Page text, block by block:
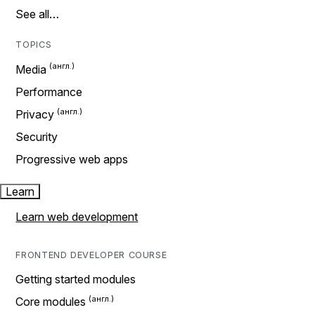
See all…
TOPICS
Media
Performance
Privacy
Security
Progressive web apps
Learn
Learn web development
FRONTEND DEVELOPER COURSE
Getting started modules
Core modules